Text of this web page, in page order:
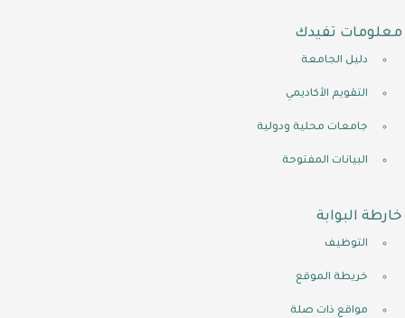
معلومات تفيدك
دليل الجامعة
التقويم الأكاديمي
جامعات محلية ودولية
البيانات المفتوحة
خارطة البوابة
التوظيف
خريطة الموقع
مواقع ذات صلة